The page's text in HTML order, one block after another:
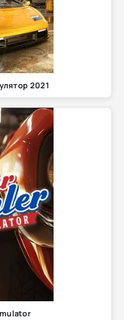
2021